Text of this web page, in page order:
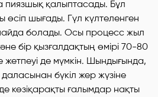
пиязшық қалыптасады. Бұл
өсіп шығады. Гүл күлтеленген
болады. Осы процесс жыл
бір қызғалдақтың өмірі 70-80
жетпеуі де мүмкін. Шындығында,
бүкіл жер жүзіне
көзіқарақты ғалымдар нақты